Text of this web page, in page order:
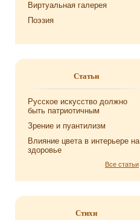
Виртуальная галерея
Поэзия
Статьи
Русское искусство должно
быть патриотичным
Зрение и пуантилизм
Влияние цвета в интерьере на
здоровье
Все статьи
Стихи